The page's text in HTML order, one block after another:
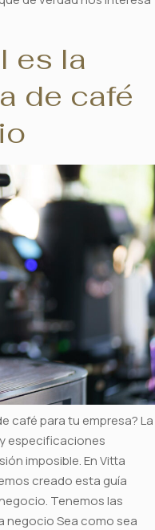
es la
de café
café para tu empresa? La
especificaciones
imposible. En Vitta
creado esta guía
Tenemos las
negocio Sea como sea